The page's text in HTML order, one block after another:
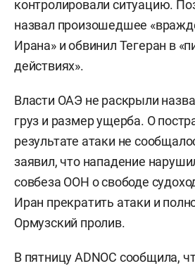
контролировали ситуацию.
назвал произошедшее
Ирана» и обвинил Тегеран в
действиях».
Власти ОАЭ не раскрыли
груз и размер ущерба. О
результате атаки не
заявил, что нападение
совбеза ООН о свободе
Иран прекратить атаки и
Ормузский пролив.
В пятницу ADNOC сообщила,